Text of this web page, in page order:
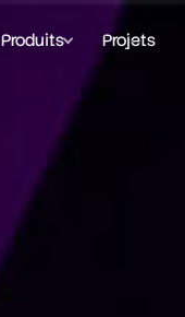
Produits Projets